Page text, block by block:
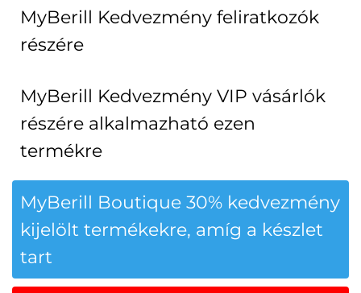
MyBerill Kedvezmény feliratkozók
részére
MyBerill Kedvezmény VIP vásárlók
részére alkalmazható ezen
termékre
MyBerill Boutique 30% kedvezmény
kijelölt termékekre, amíg a készlet
tart